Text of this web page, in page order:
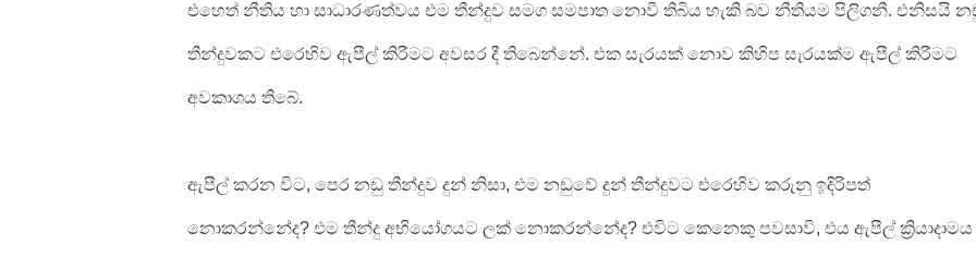
එහෙත් නීතිය හා සාධාරණත්වය එම තීන්දුව සමග සමපාත නොවී තිබිය හැකි බව නීතියම පිලිගනී. එනිසයි
තීන්දුවකට එරෙහිව ඇපීල් කිරීමට අවසර දී තිබෙන්නේ. එක සැරයක් නොව කිහිප සැරයක්ම ඇපීල් කිරීමට
අවකාශය තිබේ.
ඇපීල් කරන විට, පෙර නඩු තීන්දුව දුන් නිසා, එම නඩුවේ දුන් තීන්දුවට එරෙහිව කරුනු ඉදිරිපත්
නොකරන්නේද? එම තීන්දු අභියෝගයට ලක් නොකරන්නේද? එවිට කෙනෙකු පවසාවි, එය ඇපීල් ක්‍රියාදාමය